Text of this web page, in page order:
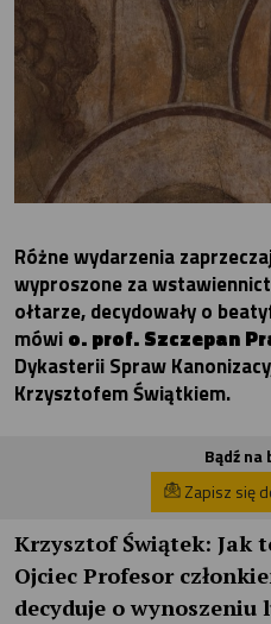
Różne wydarzenia
wyproszone za
ołtarze, decydowały o
mówio. prof. Szczepan
Dykasterii Spraw
Krzysztofem Świątkiem.
Bądź na
Zapisz się
Krzysztof Świątek: Jak
Ojciec Profesor
decyduje o wynoszeniu